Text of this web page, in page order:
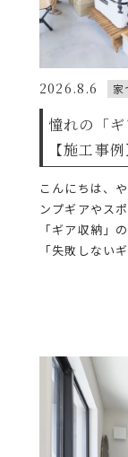
2026.8.6 家
憧れの「
【施工事
こんにちは、
ンプギアやス
「ギア収納」
「失敗しない